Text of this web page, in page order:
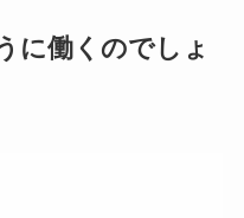
に働くのでしょ